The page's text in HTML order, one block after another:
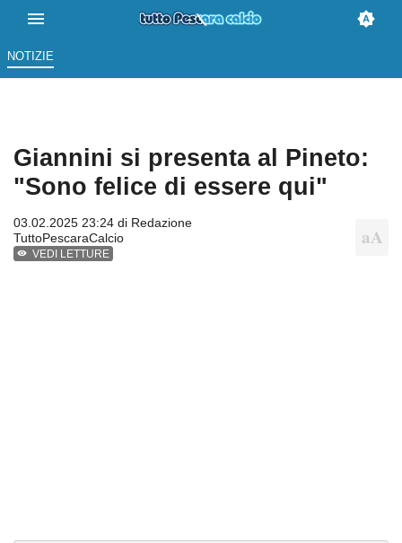
NOTIZIE
Giannini si presenta al Pineto:
"Sono felice di essere qui"
03.02.2025 23:24 di Redazione
TuttoPescaraCalcio
VEDI LETTURE